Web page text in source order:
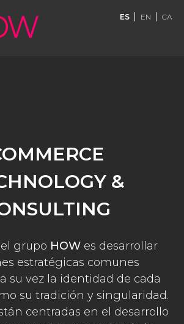
ES EN CA
&
grupo HOW es desarrollar
estratégicas comunes
su vez la identidad de cada
su tradición y singularidad.
centradas en el desarrollo